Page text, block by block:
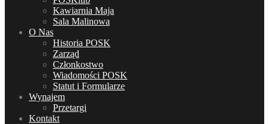
Kawiarnia Maja
Sala Malinowa
O Nas
Historia POSK
Zarząd
Członkostwo
Wiadomości POSK
Statut i Formularze
Wynajem
Przetargi
Kontakt